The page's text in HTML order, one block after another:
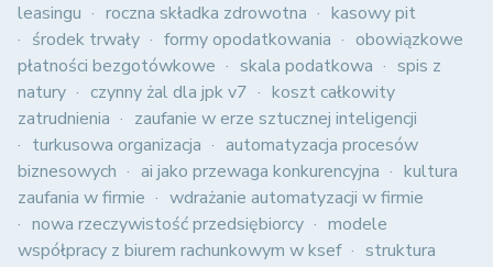
leasingu
roczna składka zdrowotna
kasowy pit
środek trwały
formy opodatkowania
obowiązkowe
płatności bezgotówkowe
skala podatkowa
spis z
natury
czynny żal dla jpk v7
koszt całkowity
zatrudnienia
zaufanie w erze sztucznej inteligencji
turkusowa organizacja
automatyzacja procesów
biznesowych
ai jako przewaga konkurencyjna
kultura
zaufania w firmie
wdrażanie automatyzacji w firmie
nowa rzeczywistość przedsiębiorcy
modele
współpracy z biurem rachunkowym w ksef
struktura